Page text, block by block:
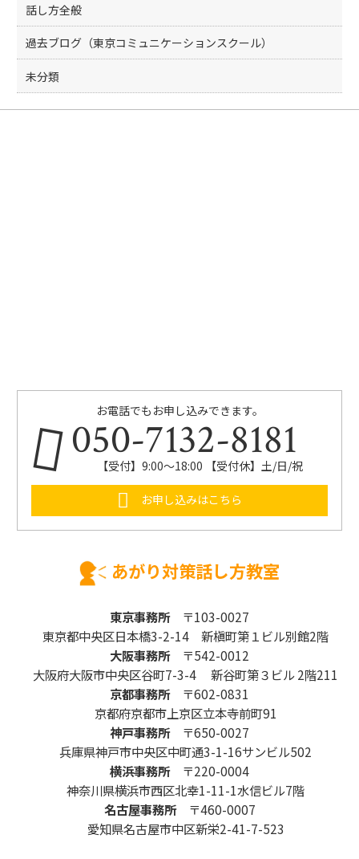
話し方全般
過去ブログ（東京コミュニケーションスクール）
未分類
お電話でもお申し込みできます。
050-7132-8181
【受付】9:00～18:00 【受付休】土/日/祝
お申し込みはこちら
あがり対策話し方教室
東京事務所〒103-0027
東京都中央区日本橋3-2-14 新槇町第１ビル別館2階
大阪事務所〒542-0012
大阪府大阪市中央区谷町7-3-4 新谷町第３ビル 2階211
京都事務所〒602-0831
京都府京都市上京区立本寺前町91
神戸事務所〒650-0027
兵庫県神戸市中央区中町通3-1-16サンビル502
横浜事務所〒220-0004
神奈川県横浜市西区北幸1-11-1水信ビル7階
名古屋事務所〒460-0007
愛知県名古屋市中区新栄2-41-7-523